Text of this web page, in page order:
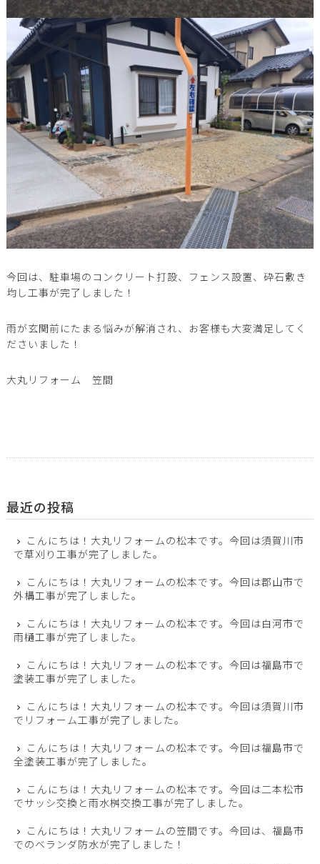
今回は、駐車場のコンクリート打設、フェンス設置、砕石敷き
均し工事が完了しました！
雨が玄関前にたまる悩みが解消され、お客様も大変満足してく
ださいました！
大丸リフォーム 笠間
最近の投稿
こんにちは！大丸リフォームの松本です。今回は須賀川市
で草刈り工事が完了しました。
こんにちは！大丸リフォームの松本です。今回は郡山市で
外構工事が完了しました。
こんにちは！大丸リフォームの松本です。今回は白河市で
雨樋工事が完了しました。
こんにちは！大丸リフォームの松本です。今回は福島市で
塗装工事が完了しました。
こんにちは！大丸リフォームの松本です。今回は須賀川市
でリフォーム工事が完了しました。
こんにちは！大丸リフォームの松本です。今回は福島市で
全塗装工事が完了しました。
こんにちは！大丸リフォームの松本です。今回は二本松市
でサッシ交換と雨水桝交換工事が完了しました。
こんにちは！大丸リフォームの笠間です。今回は、福島市
でのベランダ防水が完了しました！